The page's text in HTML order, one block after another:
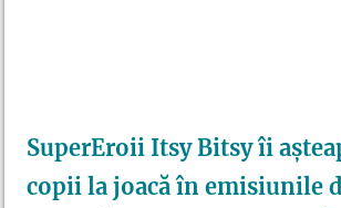
SuperEroii Itsy Bitsy îi
copii la joacă în emisiunile